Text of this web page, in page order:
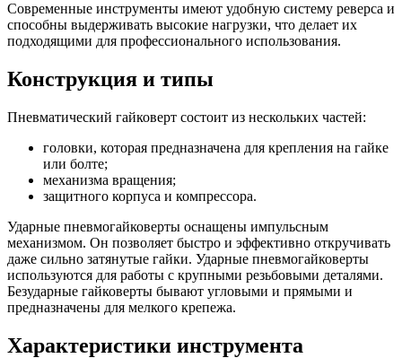
Современные инструменты имеют удобную систему реверса и
способны выдерживать высокие нагрузки, что делает их
подходящими для профессионального использования.
Конструкция и типы
Пневматический гайковерт состоит из нескольких частей:
головки, которая предназначена для крепления на гайке
или болте;
механизма вращения;
защитного корпуса и компрессора.
Ударные пневмогайковерты оснащены импульсным
механизмом. Он позволяет быстро и эффективно откручивать
даже сильно затянутые гайки. Ударные пневмогайковерты
используются для работы с крупными резьбовыми деталями.
Безударные гайковерты бывают угловыми и прямыми и
предназначены для мелкого крепежа.
Характеристики инструмента